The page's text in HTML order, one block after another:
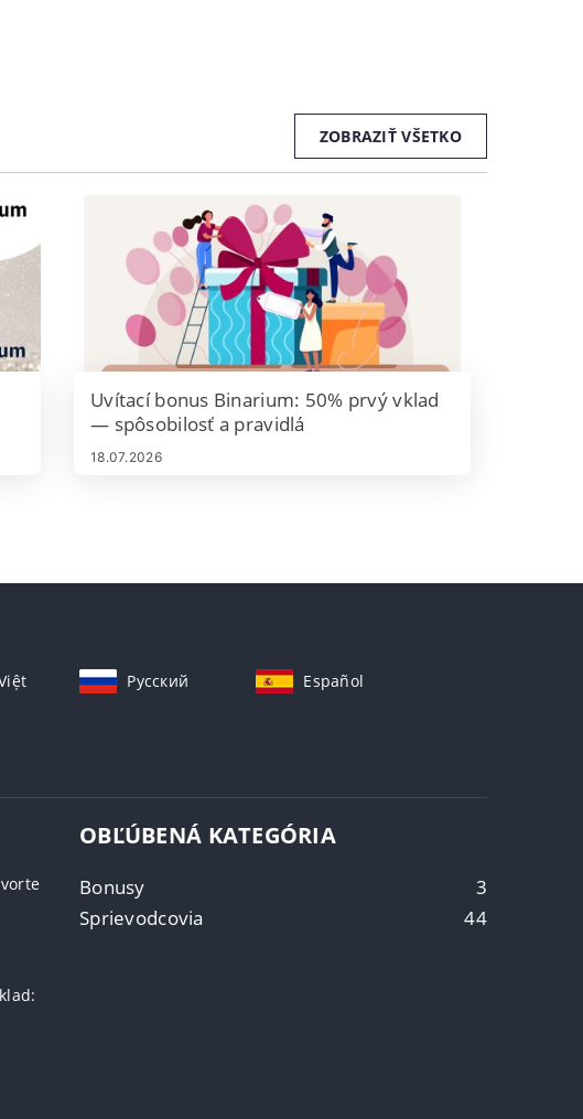
ZOBRAZIŤ VŠETKO
Uvítací bonus Binarium: 50% prvý vklad
— spôsobilosť a pravidlá
18.07.2026
Русский Español
OBĽÚBENÁ KATEGÓRIA
Bonusy
3
Sprievodcovia
44